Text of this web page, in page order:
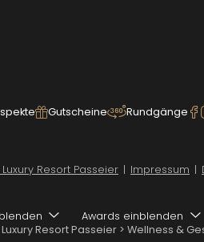
Gutscheine Rundgänge
Resort Passeier | Impressum |
Awards einblenden
Resort Passeier > Wellness &